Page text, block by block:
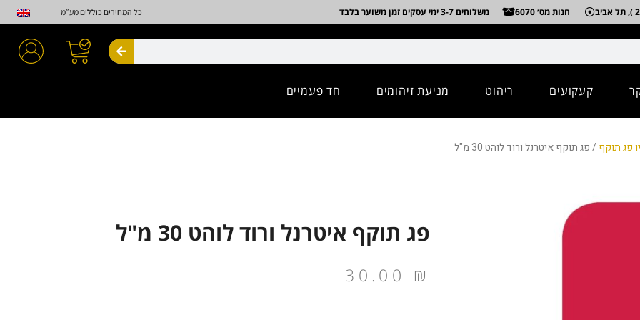
חנות מס׳ 6070 משלוחים 3-7 ימי עסקים זמן משוער בלבד כל המחירים כוללים מע״מ
חיפוש
קעקועים ריהוט מניעת זיהומים חד פעמיים
פג תוקף/ פג תוקף איטרנל ורוד לוהט 30 מ"ל
פג תוקף איטרנל ורוד לוהט 30 מ"ל
30.00 ₪